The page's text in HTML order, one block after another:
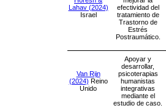
Lahav (2024)
Israel
efectividad del
tratamiento de
Trastorno de
Estrés
Postraumático.
Van Rijn
(2024) Reino
Unido
Apoyar y
desarrollar,
psicoterapias
humanistas
integrativas
mediante el
estudio de caso.